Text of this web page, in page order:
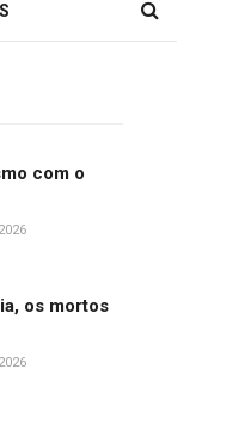
com o
os mortos